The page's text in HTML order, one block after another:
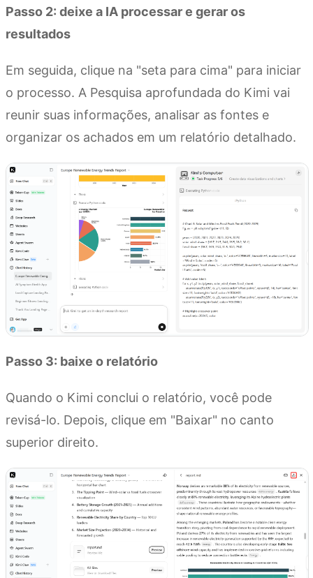
Passo 2: deixe a IA processar e gerar os
resultados
Em seguida, clique na "seta para cima" para iniciar
o processo. A Pesquisa aprofundada do Kimi vai
reunir suas informações, analisar as fontes e
organizar os achados em um relatório detalhado.
Passo 3: baixe o relatório
Quando o Kimi conclui o relatório, você pode
revisá-lo. Depois, clique em "Baixar" no canto
superior direito.